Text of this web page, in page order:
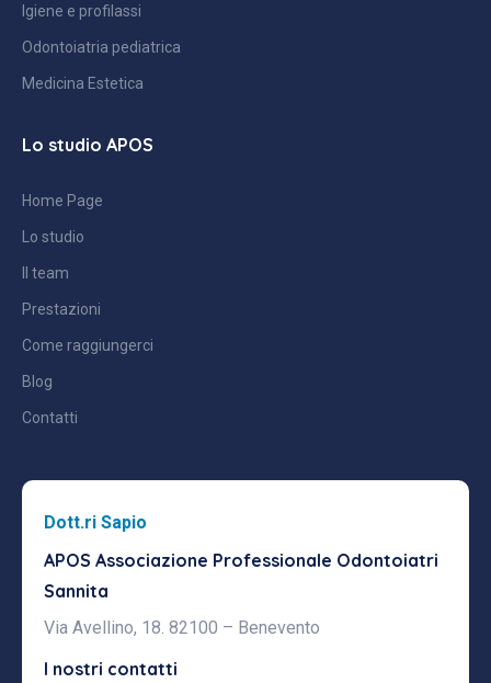
Igiene e profilassi
Odontoiatria pediatrica
Medicina Estetica
Lo studio APOS
Home Page
Lo studio
Il team
Prestazioni
Come raggiungerci
Blog
Contatti
Dott.ri Sapio
APOS Associazione Professionale Odontoiatri
Sannita
Via Avellino, 18. 82100 – Benevento
I nostri contatti